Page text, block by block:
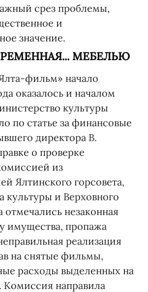
срез проблемы,
и
значение.
МЕБЕЛЬЮ
фильм» начало
оказалось и началом
культуры
по статье за финансовые
директора В.
о проверке
из
Ялтинского горсовета,
культуры и Верховного
незаконная
имущества, пропажа
реализация
на снятые фильмы,
расходы выделенных на
Комиссия направила